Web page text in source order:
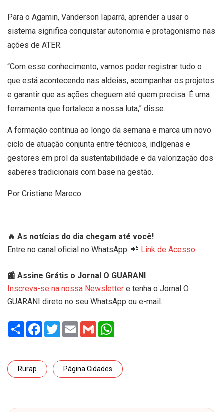
Para o Agamin, Vanderson Iaparrá, aprender a usar o
sistema significa conquistar autonomia e protagonismo nas
ações de ATER.
“Com esse conhecimento, vamos poder registrar tudo o
que está acontecendo nas aldeias, acompanhar os projetos
e garantir que as ações cheguem até quem precisa. É uma
ferramenta que fortalece a nossa luta,” disse.
A formação continua ao longo da semana e marca um novo
ciclo de atuação conjunta entre técnicos, indígenas e
gestores em prol da sustentabilidade e da valorização dos
saberes tradicionais com base na gestão.
Por Cristiane Mareco
🔥 As notícias do dia chegam até você!
Entre no canal oficial no WhatsApp: 📲 Link de Acesso
📰 Assine Grátis o Jornal O GUARANI
Inscreva-se na nossa Newsletter e tenha o Jornal O
GUARANI direto no seu WhatsApp ou e-mail.
Share Facebook
TwitterEmail Gmail
Rurap Página Cidades